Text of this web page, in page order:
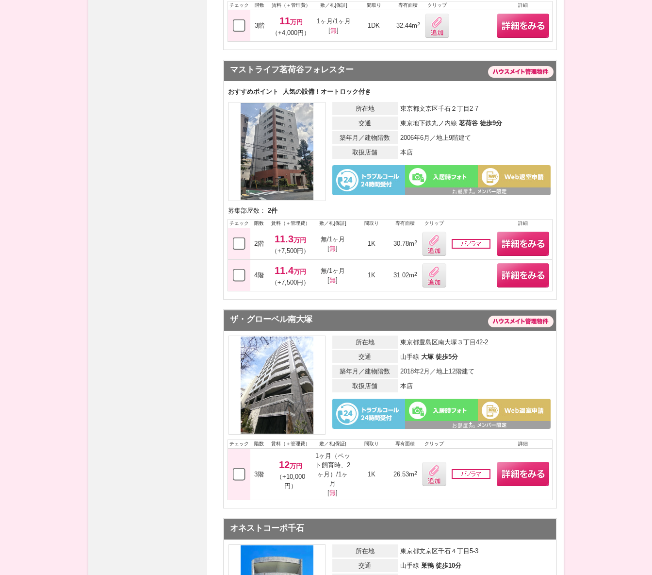
チェック 階数 賃料（＋管理費） 敷／礼[保証] 間取り 専有面積 クリップ 詳細
3階 11万円
（+4,000円）
1ヶ月/1ヶ月
[無]
1DK 32.44m2
マストライフ茗荷谷フォレスター
おすすめポイント 人気の設備！オートロック付き
所在地
東京都文京区千石２丁目2-7
交通
東京地下鉄丸ノ内線 茗荷谷 徒歩9分
築年月／建物階数
2006年6月／地上9階建て
取扱店舗
本店
募集部屋数： 2件
チェック 階数 賃料（＋管理費） 敷／礼[保証] 間取り 専有面積 クリップ 詳細
2階 11.3万円
（+7,500円）
無/1ヶ月
[無]
1K 30.78m2
4階 11.4万円
（+7,500円）
無/1ヶ月
[無]
1K 31.02m2
ザ・グローベル南大塚
所在地
東京都豊島区南大塚３丁目42-2
交通
山手線 大塚 徒歩5分
築年月／建物階数
2018年2月／地上12階建て
取扱店舗
本店
チェック 階数 賃料（＋管理費） 敷／礼[保証] 間取り 専有面積 クリップ 詳細
3階
12万円
（+10,000
円）
1ヶ月（ペッ
ト飼育時、2
ヶ月）/1ヶ
月
[無]
1K 26.53m2
オネストコーポ千石
所在地
東京都文京区千石４丁目5-3
交通
山手線 巣鴨 徒歩10分